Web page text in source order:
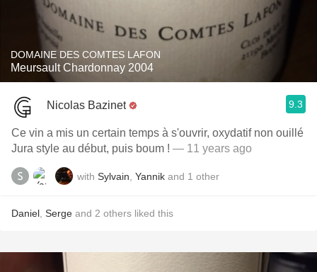
DOMAINE DES COMTES LAFON
Meursault Chardonnay 2004
Nicolas Bazinet 9.3
Ce vin a mis un certain temps à s'ouvrir, oxydatif non ouillé
Jura style au début, puis boum ! — 11 years ago
with Sylvain Yannik and 1 other
Daniel Serge and 2 others liked this